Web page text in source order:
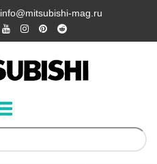
info@mitsubishi-mag.ru